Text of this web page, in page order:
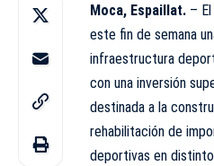
Moca, Espaillat. –
este fin de semana
infraestructura
con una inversión
destinada a la
rehabilitación de
deportivas en